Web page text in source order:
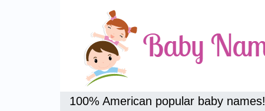
100% American popular baby names!